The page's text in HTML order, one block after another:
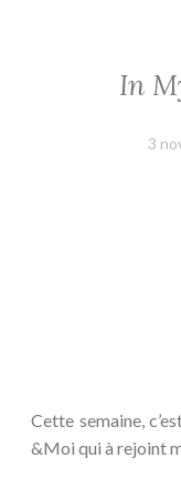
In
3
Cette semaine,
&Moi qui à rejoint